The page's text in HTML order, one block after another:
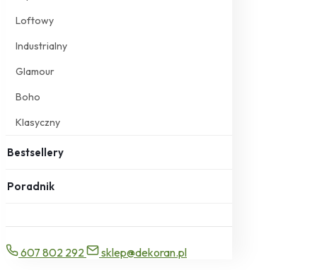
Loftowy
Industrialny
Glamour
Boho
Klasyczny
Bestsellery
Poradnik
607 802 292
sklep@dekoran.pl